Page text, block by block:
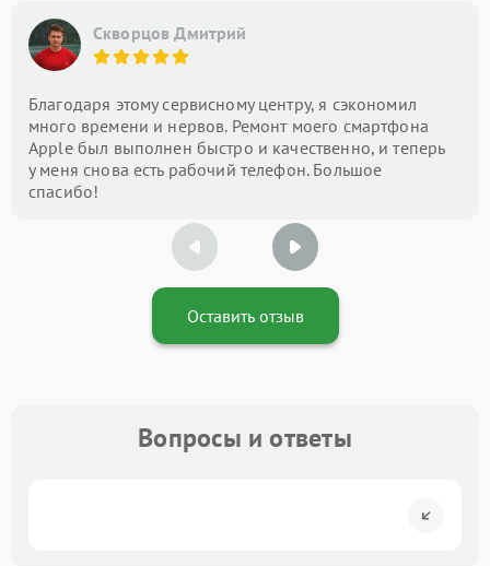
Скворцов Дмитрий
Благодаря этому сервисному центру, я сэкономил
много времени и нервов. Ремонт моего смартфона
Apple был выполнен быстро и качественно, и теперь
у меня снова есть рабочий телефон. Большое
спасибо!
Оставить отзыв
Вопросы и ответы